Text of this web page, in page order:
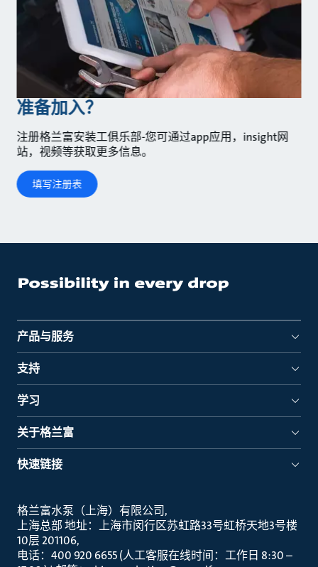
准备加入？
注册格兰富安装工俱乐部-您可通过app应用，insight网
站，视频等获取更多信息。
填写注册表
产品与服务
支持
学习
关于格兰富
快速链接
格兰富水泵（上海）有限公司
上海总部 地址：上海市闵行区苏虹路33号虹桥天地3号楼
10层 201106
电话：400 920 6655 (人工客服在线时间：工作日 8:30 –